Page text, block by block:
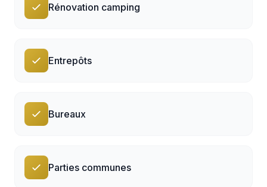
Rénovation camping
Entrepôts
Bureaux
Parties communes